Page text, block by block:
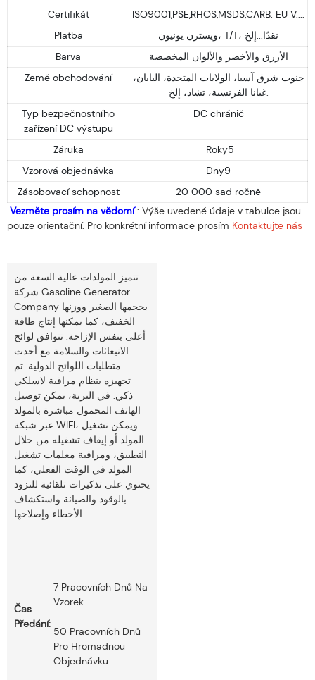
Certifikát
ISO9001,PSE,RHOS,MSDS,CARB. EU V....
Platba
ويسترن يونيون، T/T، نقدًا...إلخ
Barva
الأزرق والأخضر والألوان المخصصة
Země obchodování
جنوب شرق آسيا، الولايات المتحدة، اليابان،
غيانا الفرنسية، تشاد، إلخ.
Typ bezpečnostního
zařízení DC výstupu
DC chránič
Záruka
Roky5
Vzorová objednávka
Dny9
Zásobovací schopnost
20 000 sad ročně
Vezměte prosím na vědomí: Výše ​​uvedené údaje v tabulce jsou
pouze orientační. Pro konkrétní informace prosím Kontaktujte nás
تتميز المولدات عالية السعة من
شركة Gasoline Generator
Company بحجمها الصغير ووزنها
الخفيف، كما يمكنها إنتاج طاقة
أعلى بنفس الإزاحة. تتوافق لوائح
الانبعاثات والسلامة مع أحدث
متطلبات اللوائح الدولية. تم
تجهيزه بنظام مراقبة لاسلكي
ذكي. في البرية، يمكن توصيل
الهاتف المحمول مباشرة بالمولد
عبر شبكة WIFI، ويمكن تشغيل
المولد أو إيقاف تشغيله من خلال
التطبيق، ومراقبة معلمات تشغيل
المولد في الوقت الفعلي، كما
يحتوي على تذكيرات تلقائية للتزود
بالوقود والصيانة واستكشاف
الأخطاء وإصلاحها.
Čas
Předání:
7 Pracovních Dnů Na
Vzorek.
50 Pracovních Dnů
Pro Hromadnou
Objednávku.